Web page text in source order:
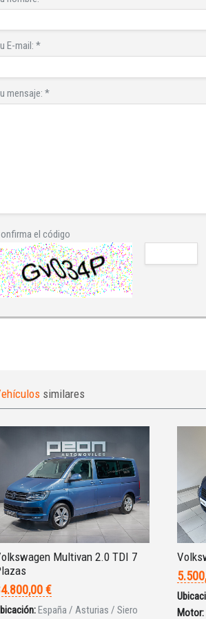
E-mail: *
mensaje: *
el código
similares
Multivan 2.0 TDI 7
€
España / Asturias / Siero
Motor: